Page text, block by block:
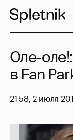
Оле-
в Fan
21:58, 2 июля